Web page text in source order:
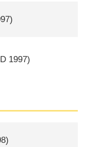
D 1997)